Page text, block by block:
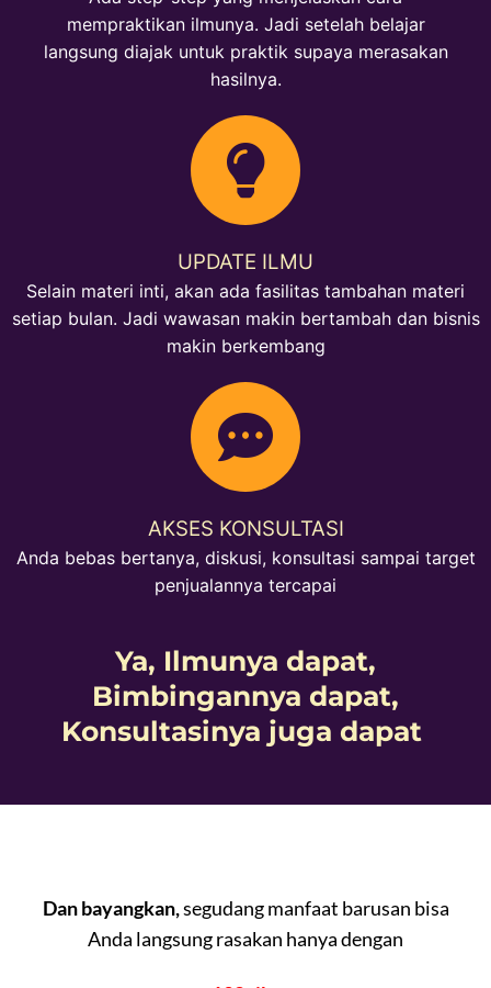
mempraktikan ilmunya. Jadi setelah belajar
langsung diajak untuk praktik supaya merasakan
hasilnya.
UPDATE ILMU
Selain materi inti, akan ada fasilitas tambahan materi
setiap bulan. Jadi wawasan makin bertambah dan bisnis
makin berkembang
AKSES KONSULTASI
Anda bebas bertanya, diskusi, konsultasi sampai target
penjualannya tercapai
Ya, Ilmunya dapat,
Bimbingannya dapat,
Konsultasinya juga dapat
Dan bayangkan,segudang manfaat barusan bisa
Anda langsung rasakan hanya dengan